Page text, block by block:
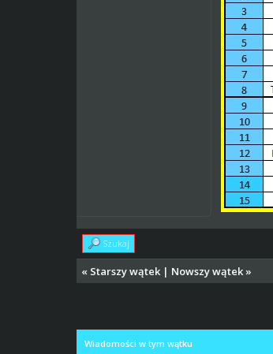
Szukaj
« Starszy wątek | Nowszy wątek »
Wiadomości w tym wątku